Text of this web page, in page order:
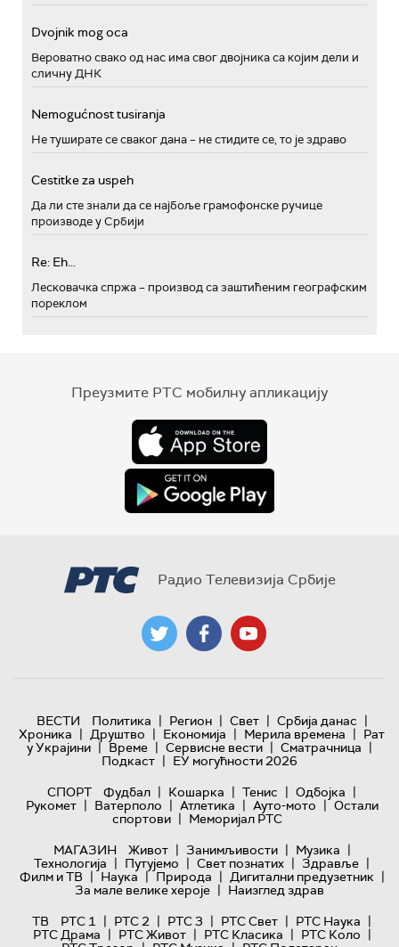
Dvojnik mog oca
Вероватно свако од нас има свог двојника са којим дели и
сличну ДНК
Nemogućnost tusiranja
Не туширате се сваког дана – не стидите се, то је здраво
Cestitke za uspeh
Да ли сте знали да се најбоље грамофонске ручице
производе у Србији
Re: Eh...
Лесковачка спржа – производ са заштићеним географским
пореклом
Преузмите РТС мобилну апликацију
Радио Телевизија Србије
ВЕСТИ Политика | Регион | Свет | Србија данас |
Хроника | Друштво | Економија | Мерила времена | Рат
у Украјини | Време | Сервисне вести | Сматрачница |
Подкаст | ЕУ могућности 2026
СПОРТ
Фудбал | Кошарка | Тенис | Одбојка |
Рукомет | Ватерполо | Атлетика | Ауто-мото | Остали
спортови | Меморијал РТС
МАГАЗИН
Живот | Занимљивости | Музика |
Технологијa | Путујемо | Свет познатих | Здравље |
Филм и ТВ | Наука | Природа | Дигитални предузетник |
За мале велике хероје | Наизглед здрав
ТВ
РТС 1 | РТС 2 | РТС 3 | РТС Свет | РТС Наука |
РТС Драма | РТС Живот | РТС Класика | РТС Коло |